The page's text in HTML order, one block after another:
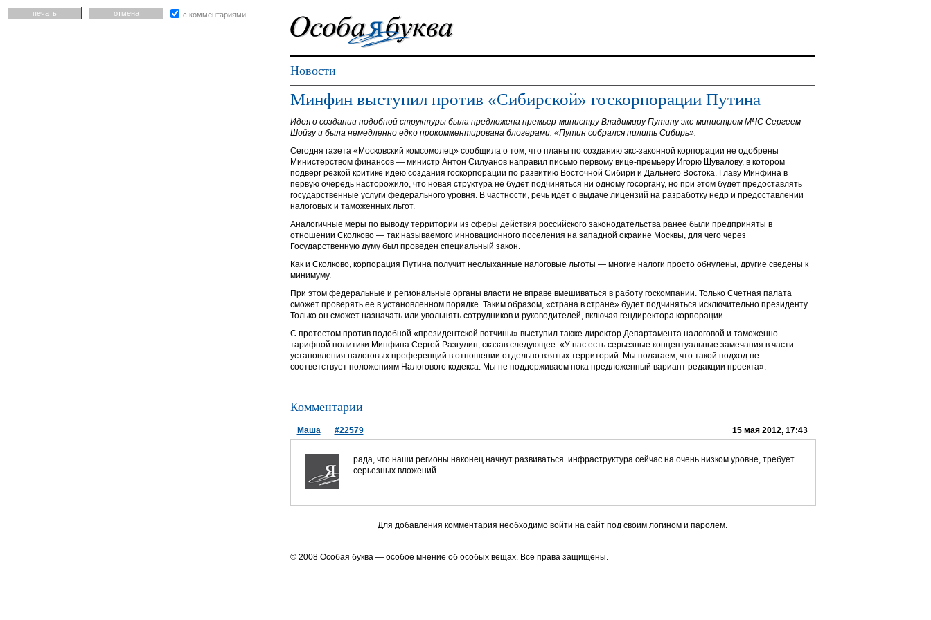
Новости
Минфин выступил против «Сибирской» госкорпорации Путина
Идея о создании подобной структуры была предложена премьер-министру Владимиру Путину экс-министром МЧС Сергеем
Шойгу и была немедленно едко прокомментирована блогерами: «Путин собрался пилить Сибирь».
Сегодня газета «Московский комсомолец» сообщила о том, что планы по созданию экс-законной корпорации не одобрены
Министерством финансов — министр Антон Силуанов направил письмо первому вице-премьеру Игорю Шувалову, в котором
подверг резкой критике идею создания госкорпорации по развитию Восточной Сибири и Дальнего Востока. Главу Минфина в
первую очередь насторожило, что новая структура не будет подчиняться ни одному госоргану, но при этом будет предоставлять
государственные услуги федерального уровня. В частности, речь идет о выдаче лицензий на разработку недр и предоставлении
налоговых и таможенных льгот.
Аналогичные меры по выводу территории из сферы действия российского законодательства ранее были предприняты в
отношении Сколково — так называемого инновационного поселения на западной окраине Москвы, для чего через
Государственную думу был проведен специальный закон.
Как и Сколково, корпорация Путина получит неслыханные налоговые льготы — многие налоги просто обнулены, другие сведены к
минимуму.
При этом федеральные и региональные органы власти не вправе вмешиваться в работу госкомпании. Только Счетная палата
сможет проверять ее в установленном порядке. Таким образом, «страна в стране» будет подчиняться исключительно президенту.
Только он сможет назначать или увольнять сотрудников и руководителей, включая гендиректора корпорации.
С протестом против подобной «президентской вотчины» выступил также директор Департамента налоговой и таможенно-
тарифной политики Минфина Сергей Разгулин, сказав следующее: «У нас есть серьезные концептуальные замечания в части
установления налоговых преференций в отношении отдельно взятых территорий. Мы полагаем, что такой подход не
соответствует положениям Налогового кодекса. Мы не поддерживаем пока предложенный вариант редакции проекта».
Комментарии
Маша 15 мая 2012, 17:43
#22579
рада, что наши регионы наконец начнут развиваться. инфраструктура сейчас на очень низком уровне, требует
серьезных вложений.
Для добавления комментария необходимо войти на сайт под своим логином и паролем.
© 2008 Особая буква — особое мнение об особых вещах. Все права защищены.
печать отмена с комментариями